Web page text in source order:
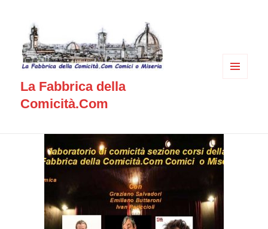
La Fabbrica della
Comicità.Com